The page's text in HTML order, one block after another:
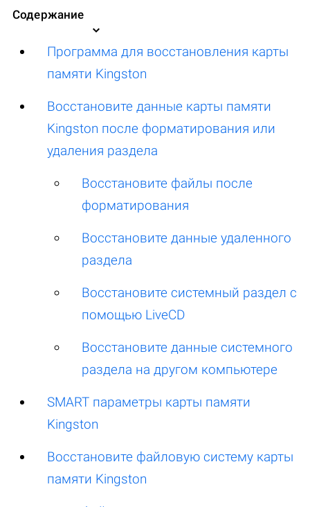
Содержание
Программа для восстановления карты
памяти Kingston
Восстановите данные карты памяти
Kingston после форматирования или
удаления раздела
Восстановите файлы после
форматирования
Восстановите данные удаленного
раздела
Восстановите системный раздел с
помощью LiveCD
Восстановите данные системного
раздела на другом компьютере
SMART параметры карты памяти
Kingston
Восстановите файловую систему карты
памяти Kingston